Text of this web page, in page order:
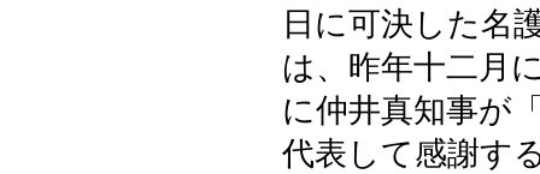
日に可決した名
は、昨年十二月
に仲井真知事が
代表して感謝す